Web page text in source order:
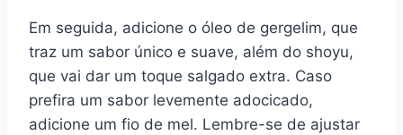
Em seguida, adicione o óleo de gergelim, que
traz um sabor único e suave, além do shoyu,
que vai dar um toque salgado extra. Caso
prefira um sabor levemente adocicado,
adicione um fio de mel. Lembre-se de ajustar